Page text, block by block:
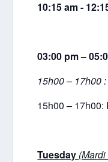
10:15 am -
03:00 pm –
15h00 – 17h00 :
15h00 – 17h00:
Tuesday